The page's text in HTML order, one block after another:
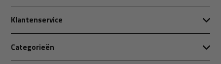
Klantenservice
Categorieën